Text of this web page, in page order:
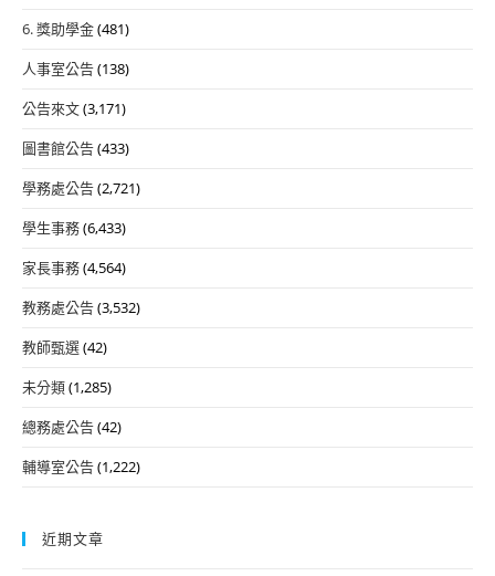
6. 獎助學金(481)
人事室公告(138)
公告來文(3,171)
圖書館公告(433)
學務處公告(2,721)
學生事務(6,433)
家長事務(4,564)
教務處公告(3,532)
教師甄選(42)
未分類(1,285)
總務處公告(42)
輔導室公告(1,222)
近期文章